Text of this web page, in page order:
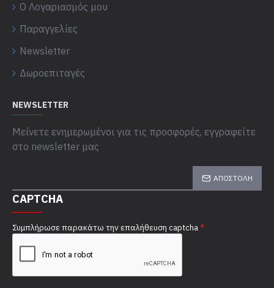
Ο Λογαριασμός μου
Παραγγελίες
Newsletter
Δωροεπιταγές
NEWSLETTER
Μείνετε ενημερωμένοι για τις προσφορές, εγγραφείτε
στο newsletter μας
ΑΠΟΣΤΟΛΉ
CAPTCHA
Συμπλήρωσε παρακάτω την επαλήθευση captcha